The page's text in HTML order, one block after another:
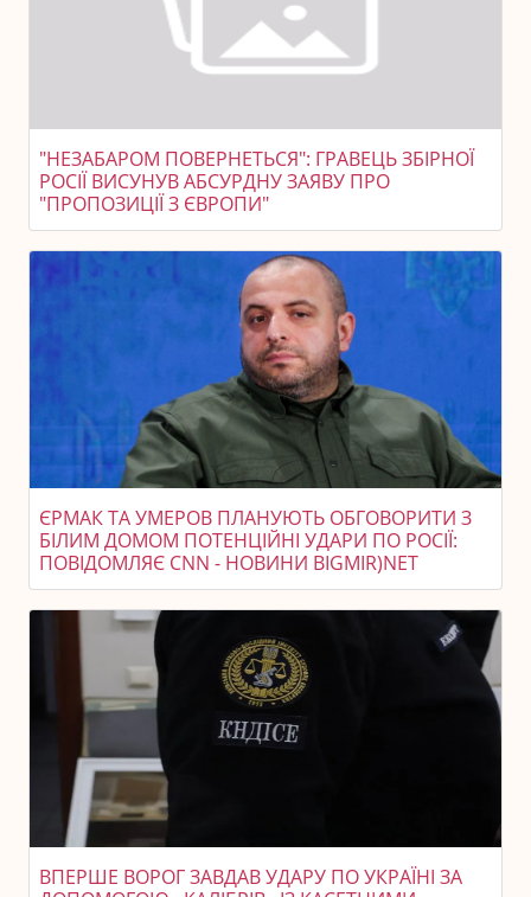
"НЕЗАБАРОМ ПОВЕРНЕТЬСЯ": ГРАВЕЦЬ ЗБІРНОЇ
РОСІЇ ВИСУНУВ АБСУРДНУ ЗАЯВУ ПРО
"ПРОПОЗИЦІЇ З ЄВРОПИ"
ЄРМАК ТА УМЕРОВ ПЛАНУЮТЬ ОБГОВОРИТИ З
БІЛИМ ДОМОМ ПОТЕНЦІЙНІ УДАРИ ПО РОСІЇ:
ПОВІДОМЛЯЄ CNN - НОВИНИ BIGMIR)NET
ВПЕРШЕ ВОРОГ ЗАВДАВ УДАРУ ПО УКРАЇНІ ЗА